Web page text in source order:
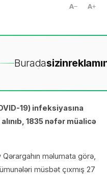
A A
Buradasizin
19) infeksiyasına
1835 nəfər müalicə
məlumata görə,
müsbət çıxmış 27